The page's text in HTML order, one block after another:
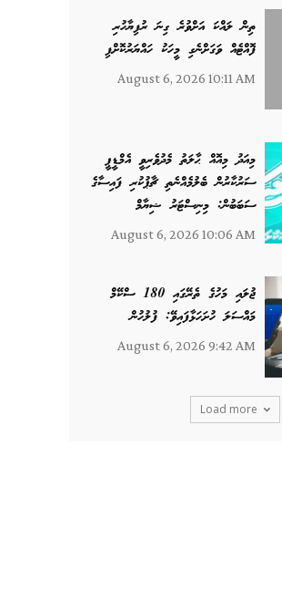
ތިން ލައްކަ އަށްވުރެ ގިނަ ރުފިޔާހުރި
ފޮއްޓެއް ވަގަށްނެގި މީހަކު ހައްޔަރުކޮށްފި
August 6, 2026 10:11 AM
މިއަދު މިއޮއް ޙާލަތު މެދުވެރިވީ އެމްޑީޕީ
ސަރުކާރުން ބެލުމެއްނެތި ޗާޕުކުރި ފައިސާގެ
ސަބަބުން: މިނިސްޓަރު ޝިޔާމް
August 6, 2026 10:06 AM
ޖުލައި މަހުގެ ތެރޭގައި 180 ސްކޭމް
މައްސަލަ ހުށަހަޅާފައިވޭ: ފުލުހުން
August 6, 2026 9:42 AM
Load more